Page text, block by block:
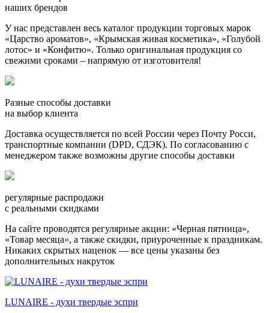
наших брендов
У нас представлен весь каталог продукции торговых марок
«Царство ароматов», «Крымская живая косметика», «Голубой
лотос» и «Конфитю». Только оригинальная продукция со
свежими сроками – напрямую от изготовителя!
Разные способы доставки
на выбор клиента
Доставка осуществляется по всей России через Почту Росси,
транспортные компании (DPD, СДЭК). По согласованию с
менеджером также возможны другие способы доставки
регулярные распродажи
с реальными скидками
На сайте проводятся регулярные акции: «Черная пятница»,
«Товар месяца», а также скидки, приуроченные к праздникам.
Никаких скрытых наценок — все цены указаны без
дополнительных накруток
LUNAIRE - духи твердые эспри